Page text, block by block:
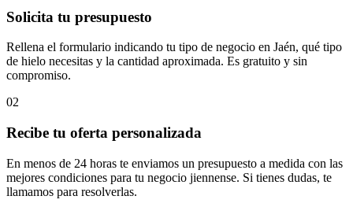
Solicita tu presupuesto
Rellena el formulario indicando tu tipo de negocio en Jaén, qué tipo
de hielo necesitas y la cantidad aproximada. Es gratuito y sin
compromiso.
02
Recibe tu oferta personalizada
En menos de 24 horas te enviamos un presupuesto a medida con las
mejores condiciones para tu negocio jiennense. Si tienes dudas, te
llamamos para resolverlas.